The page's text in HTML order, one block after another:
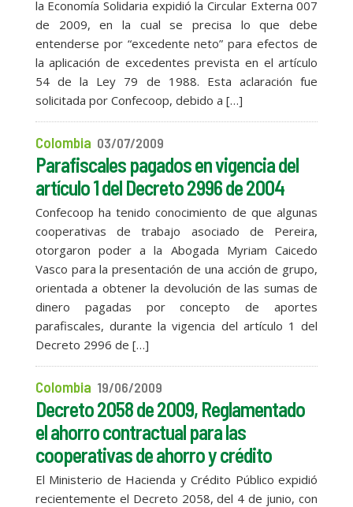
la Economía Solidaria expidió la Circular Externa 007
de 2009, en la cual se precisa lo que debe
entenderse por “excedente neto” para efectos de
la aplicación de excedentes prevista en el artículo
54 de la Ley 79 de 1988. Esta aclaración fue
solicitada por Confecoop, debido a […]
Colombia 03/07/2009
Parafiscales pagados en vigencia del
artículo 1 del Decreto 2996 de 2004
Confecoop ha tenido conocimiento de que algunas
cooperativas de trabajo asociado de Pereira,
otorgaron poder a la Abogada Myriam Caicedo
Vasco para la presentación de una acción de grupo,
orientada a obtener la devolución de las sumas de
dinero pagadas por concepto de aportes
parafiscales, durante la vigencia del artículo 1 del
Decreto 2996 de […]
Colombia 19/06/2009
Decreto 2058 de 2009, Reglamentado
el ahorro contractual para las
cooperativas de ahorro y crédito
El Ministerio de Hacienda y Crédito Público expidió
recientemente el Decreto 2058, del 4 de junio, con